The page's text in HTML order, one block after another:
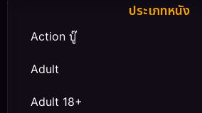
ประเภทหนัง
Action บู๊
Adult
Adult 18+